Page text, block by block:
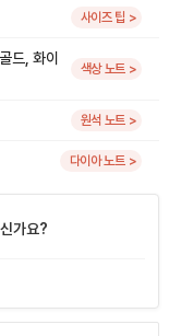
사이즈 팁 >
드, 화이
색상 노트 >
원석 노트 >
다이아 노트 >
가요?